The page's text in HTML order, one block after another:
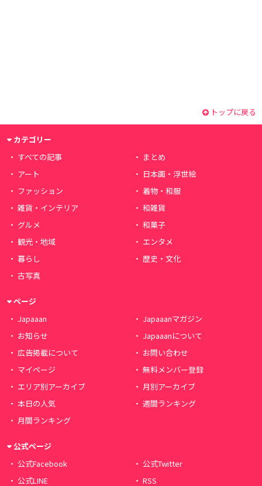
トップに戻る
カテゴリー
すべての記事
まとめ
アート
日本画・浮世絵
ファッション
着物・和服
雑貨・インテリア
和雑貨
グルメ
和菓子
観光・地域
エンタメ
暮らし
歴史・文化
古写真
ページ
Japaaan
Japaaanマガジン
お知らせ
Japaaanについて
広告掲載について
お問い合わせ
マイページ
無料メンバー登録
エリア別アーカイブ
月別アーカイブ
本日の人気
週間ランキング
月間ランキング
公式ページ
公式Facebook
公式Twitter
公式LINE
RSS